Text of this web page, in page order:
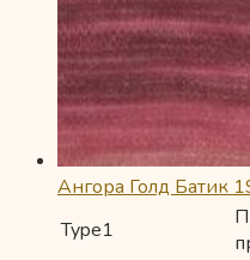
Ангора Голд Батик
Type1